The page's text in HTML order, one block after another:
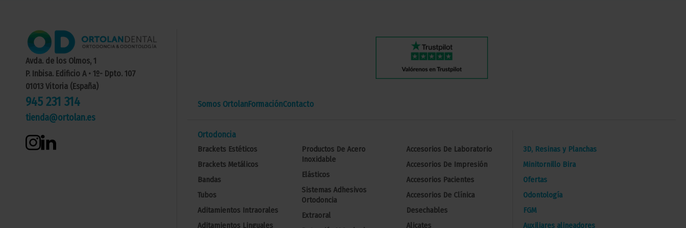
Avda. de los Olmos, 1
P. Inbisa. Edificio A • 1º- Dpto. 107
01013 Vitoria (España)
945 231 314
tienda@ortolan.es
Somos OrtolanFormaciónContacto
Ortodoncia
Brackets Estéticos
Brackets Metálicos
Bandas
Tubos
Aditamientos Intraorales
Aditamientos Linguales
Productos De Acero
Inoxidable
Elásticos
Sistemas Adhesivos
Ortodoncia
Extraoral
Accesorios De Laboratorio
Accesorios De Impresión
Accesorios Pacientes
Accesorios De Clínica
Desechables
Alicates
3D, Resinas y Planchas
Minitornillo Bira
Ofertas
Odontología
FGM
Auxiliares alineadores